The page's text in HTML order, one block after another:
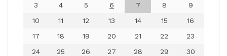
3
4 5 6 7 8
9
10
11 12 13 14 15
16
17
18 19 20 21 22
23
24
25 26 27 28 29
30